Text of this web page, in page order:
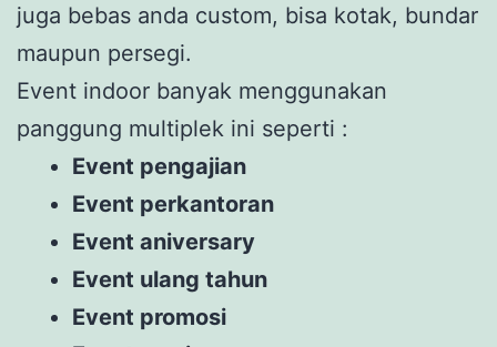
juga bebas anda custom, bisa kotak, bundar
maupun persegi.
Event indoor banyak menggunakan
panggung multiplek ini seperti :
Event pengajian
Event perkantoran
Event aniversary
Event ulang tahun
Event promosi